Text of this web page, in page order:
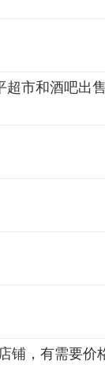
超市和酒吧出售
铺，有需要价